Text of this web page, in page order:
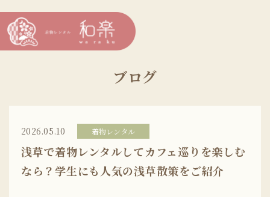
ブログ
2026.05.10 着物レンタル
浅草で着物レンタルしてカフェ巡りを楽しむ
なら？学生にも人気の浅草散策をご紹介